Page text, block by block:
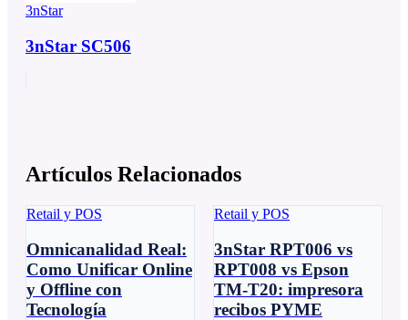
3nStar
3nStar SC506
Artículos Relacionados
Retail y POS
Omnicanalidad Real:
Como Unificar Online
y Offline con
Tecnología
Retail y POS
3nStar RPT006 vs
RPT008 vs Epson
TM-T20: impresora
recibos PYME